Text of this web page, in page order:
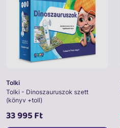
Tolki
Tolki - Dinoszauruszok szett
(könyv +toll)
33 995 Ft